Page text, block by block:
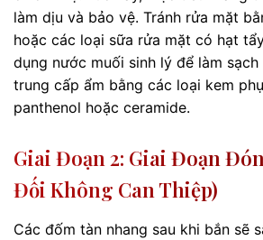
làm dịu và bảo vệ. Tránh rửa mặt
hoặc các loại sữa rửa mặt có hạt
dụng nước muối sinh lý để làm
trung cấp ẩm bằng các loại kem
panthenol hoặc ceramide.
Giai Đoạn 2: Giai Đoạn
Đối Không Can Thiệp)
Các đốm tàn nhang sau khi bắn sẽ